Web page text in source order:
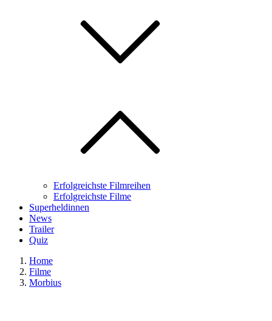
Erfolgreichste Filmreihen
Erfolgreichste Filme
Superheldinnen
News
Trailer
Quiz
Home
Filme
Morbius